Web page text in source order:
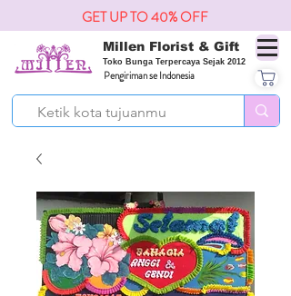
Millen Florist & Gift
Toko Bunga Terpercaya Sejak 2012
Pengiriman se Indonesia
GET UP TO 40% OFF